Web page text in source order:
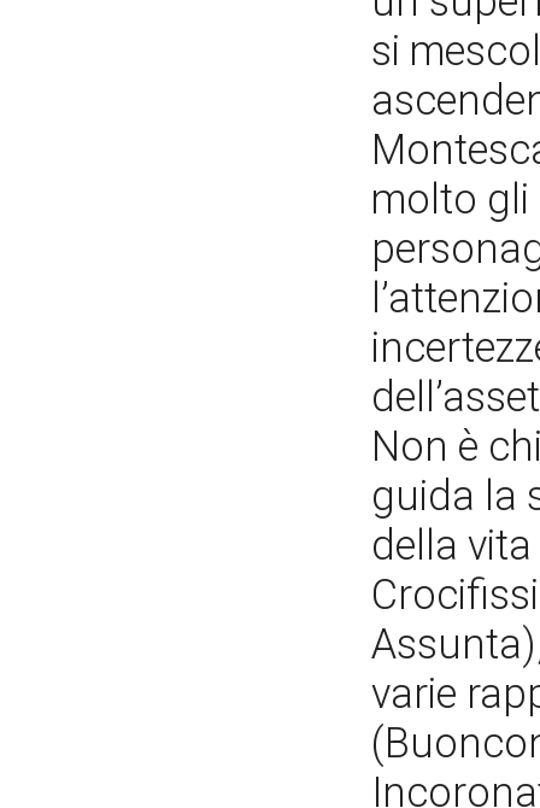
si
molto gli
Non è
guida la
della
varie